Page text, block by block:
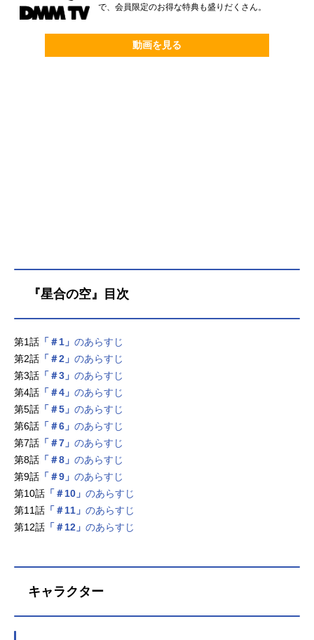
で、会員限定のお得な特典も盛りだくさん。
動画を見る
『星合の空』目次
第1話 「＃1」 のあらすじ
第2話 「＃2」 のあらすじ
第3話 「＃3」 のあらすじ
第4話 「＃4」 のあらすじ
第5話 「＃5」 のあらすじ
第6話 「＃6」 のあらすじ
第7話 「＃7」 のあらすじ
第8話 「＃8」 のあらすじ
第9話 「＃9」 のあらすじ
第10話 「＃10」 のあらすじ
第11話 「＃11」 のあらすじ
第12話 「＃12」 のあらすじ
キャラクター